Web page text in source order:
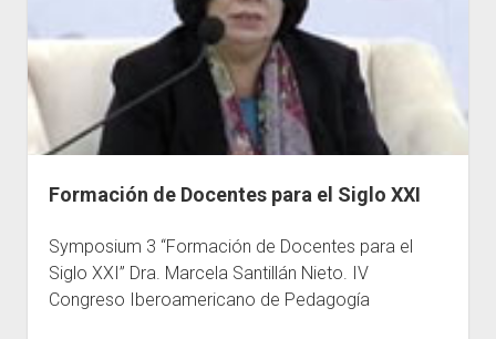
través
herramientas
2.0
Formación de Docentes para el Siglo XXI
Symposium 3 “Formación de Docentes para el
Siglo XXI” Dra. Marcela Santillán Nieto. IV
Congreso Iberoamericano de Pedagogía